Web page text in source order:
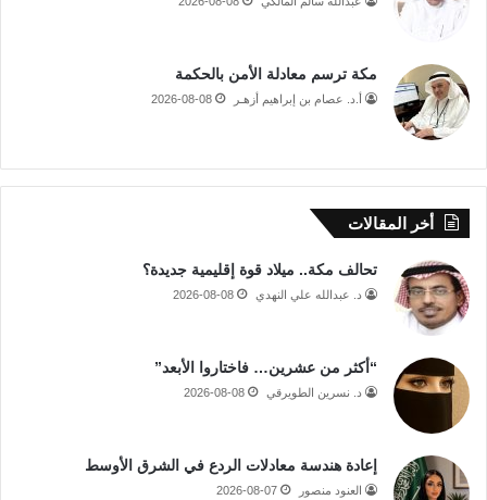
مكة ترسم معادلة الأمن بالحكمة
أ.د. عصام بن إبراهيم أزهـر 2026-08-08
أخر المقالات
تحالف مكة.. ميلاد قوة إقليمية جديدة؟
د. عبدالله علي النهدي 2026-08-08
“أكثر من عشرين… فاختاروا الأبعد”
د. نسرين الطويرقي 2026-08-08
إعادة هندسة معادلات الردع في الشرق الأوسط
العنود منصور 2026-08-07